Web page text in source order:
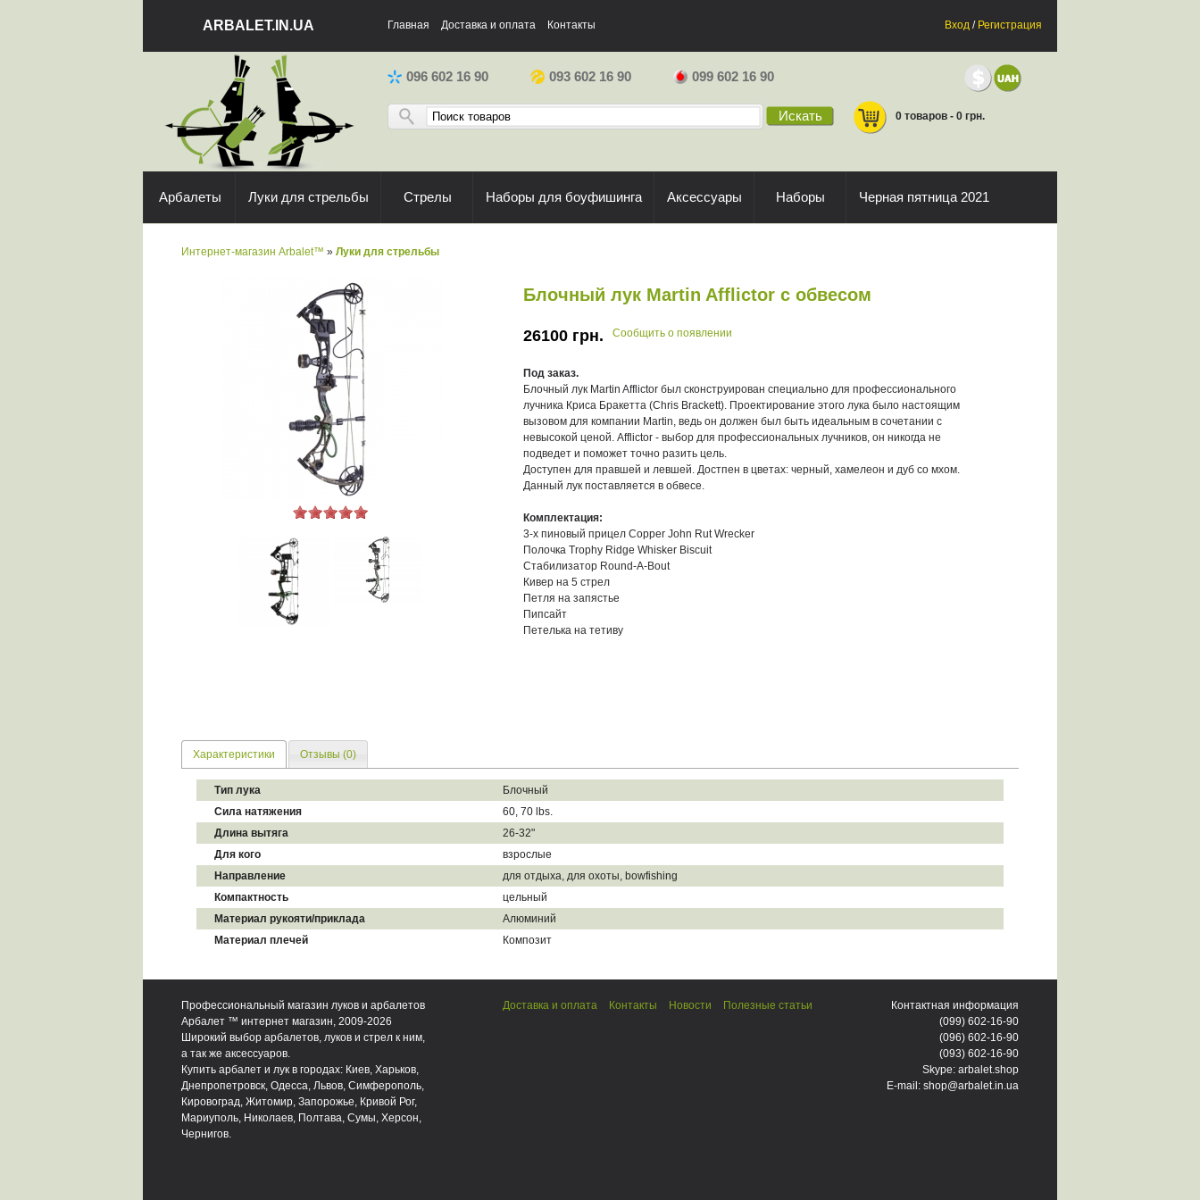
ARBALET.IN.UA Главная Доставка и оплата Контакты Вход / Регистрация
096 602 16 90 093 602 16 90 099 602 16 90
Искать 0 товаров - 0 грн.
Арбалеты Луки для стрельбы Стрелы Наборы для боуфишинга Аксессуары Наборы Черная пятница 2021
Интернет-магазин Arbalet™ » Луки для стрельбы
Блочный лук Martin Afflictor с обвесом
26100 грн. Сообщить о появлении
Под заказ.
Блочный лук Martin Afflictor был сконструирован специально для профессионального
лучника Криса Бракетта (Chris Brackett). Проектирование этого лука было настоящим
вызовом для компании Martin, ведь он должен был быть идеальным в сочетании с
невысокой ценой. Afflictor - выбор для профессиональных лучников, он никогда не
подведет и поможет точно разить цель.
Доступен для правшей и левшей. Достпен в цветах: черный, хамелеон и дуб со мхом.
Данный лук поставляется в обвесе.
Комплектация:
3-х пиновый прицел Copper John Rut Wrecker
Полочка Trophy Ridge Whisker Biscuit
Стабилизатор Round-A-Bout
Кивер на 5 стрел
Петля на запястье
Пипсайт
Петелька на тетиву
Характеристики Отзывы (0)
Тип лука
Блочный
Сила натяжения
60, 70 lbs.
Длина вытяга
26-32"
Для кого
взрослые
Направление
для отдыха, для охоты, bowfishing
Компактность
цельный
Материал рукояти/приклада
Алюминий
Материал плечей
Композит
Профессиональный магазин луков и арбалетов
Арбалет ™ интернет магазин, 2009-2026
Широкий выбор арбалетов, луков и стрел к ним,
а так же аксессуаров.
Купить арбалет и лук в городах: Киев, Харьков,
Днепропетровск, Одесса, Львов, Симферополь,
Кировоград, Житомир, Запорожье, Кривой Рог,
Мариуполь, Николаев, Полтава, Сумы, Херсон,
Чернигов.
Доставка и оплата Контакты Новости Полезные статьи
Контактная информация
(099) 602-16-90
(096) 602-16-90
(093) 602-16-90
Skype: arbalet.shop
E-mail: shop@arbalet.in.ua